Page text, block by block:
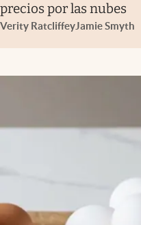
precios por las nubes
Verity RatcliffeyJamie Smyth